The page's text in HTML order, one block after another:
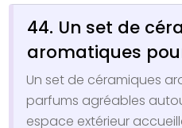
44. Un set de
aromatiques
Un set de céramiques
parfums agréables
espace extérieur